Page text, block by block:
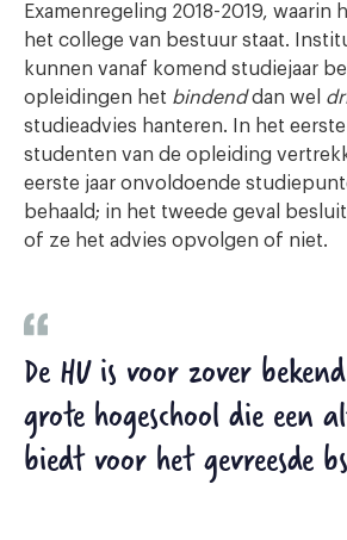
Examenregeling 2018-2019, waarin
het college van bestuur staat.
kunnen vanaf komend studiejaar
opleidingen het bindenddan wel
studieadvies hanteren. In het
studenten van de opleiding
eerste jaar onvoldoende
behaald; in het tweede geval
of ze het advies opvolgen of niet.
De HU is voor zover
grote hogeschool die een
biedt voor het gevreesde